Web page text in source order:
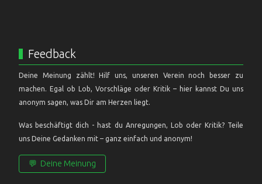
Feedback
Deine Meinung zählt! Hilf uns, unseren Verein noch besser zu
machen. Egal ob Lob, Vorschläge oder Kritik – hier kannst Du uns
anonym sagen, was Dir am Herzen liegt.
Was beschäftigt dich - hast du Anregungen, Lob oder Kritik? Teile
uns Deine Gedanken mit – ganz einfach und anonym!
💬 Deine Meinung